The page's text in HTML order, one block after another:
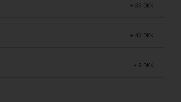
+ 35 DKK
+ 42 DKK
+ 9 DKK